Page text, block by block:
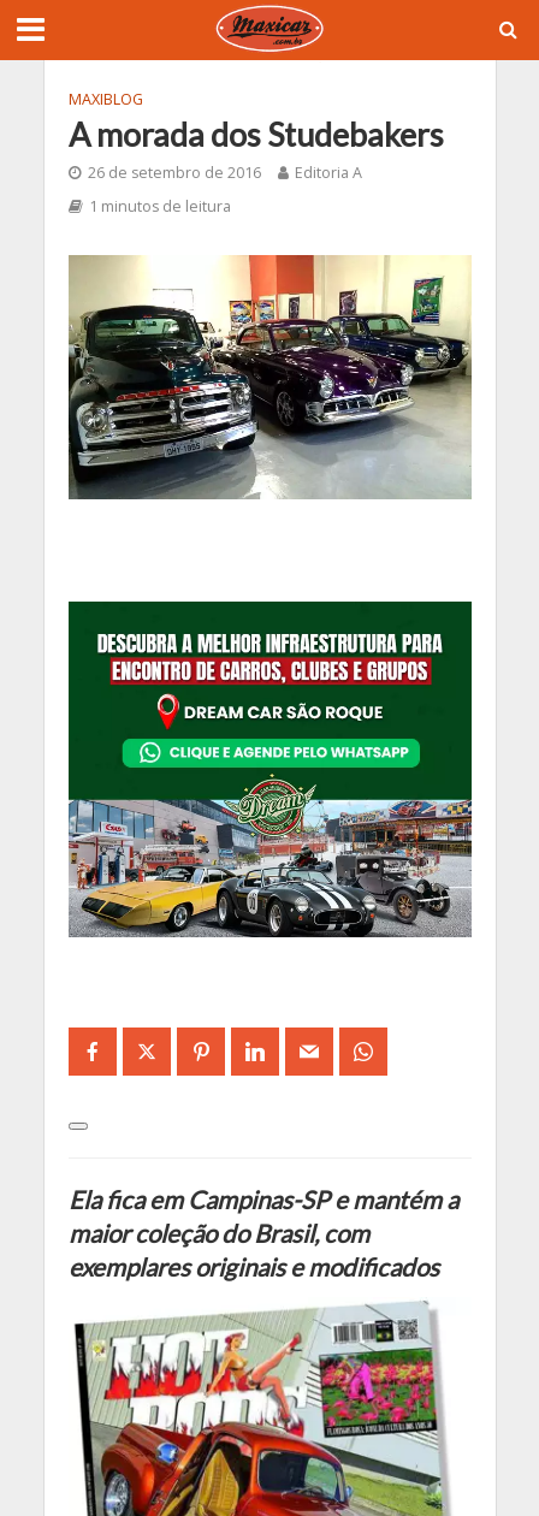
MAXIBLOG
A morada dos Studebakers
26 de setembro de 2016
Editoria A
1 minutos de leitura
Ela fica em Campinas-SP e mantém a
maior coleção do Brasil, com
exemplares originais e modificados